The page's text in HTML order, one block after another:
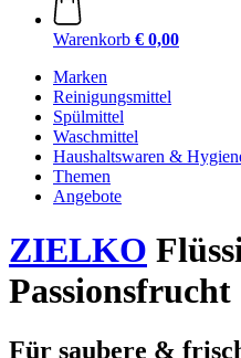
Warenkorb € 0,00
Marken
Reinigungsmittel
Spülmittel
Waschmittel
Haushaltswaren &
Themen
Angebote
ZIELKO
Passionsfrucht
Für saubere &